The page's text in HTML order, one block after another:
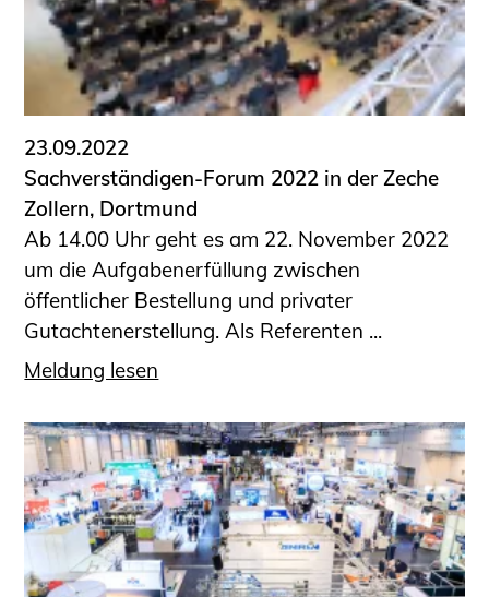
Funktionsprüfung privater
Abwasserleitungen
Vereinbarungen mit
Ingenieurkammern
Büronachfolge
Zusatzqualifikationen
Geschützter Bereich
Informationen für Auftraggeber und
Verbraucher
Ingenieursuche (Mitglieder der IK-Bau
NRW)
Fachlisten
Informationen für Schülerinnen,
Schüler und Studierende
Projekte für Schülerinnen und Schüler
START.ING. Das Studierenden Praxis-
Programm
Wissenswertes für Studierende
23.09.2022
Sachverständigen-Forum 2022 in der Zeche
Zollern, Dortmund
Ab 14.00 Uhr geht es am 22. November 2022
um die Aufgabenerfüllung zwischen
öffentlicher Bestellung und privater
Gutachtenerstellung. Als Referenten ...
Meldung lesen